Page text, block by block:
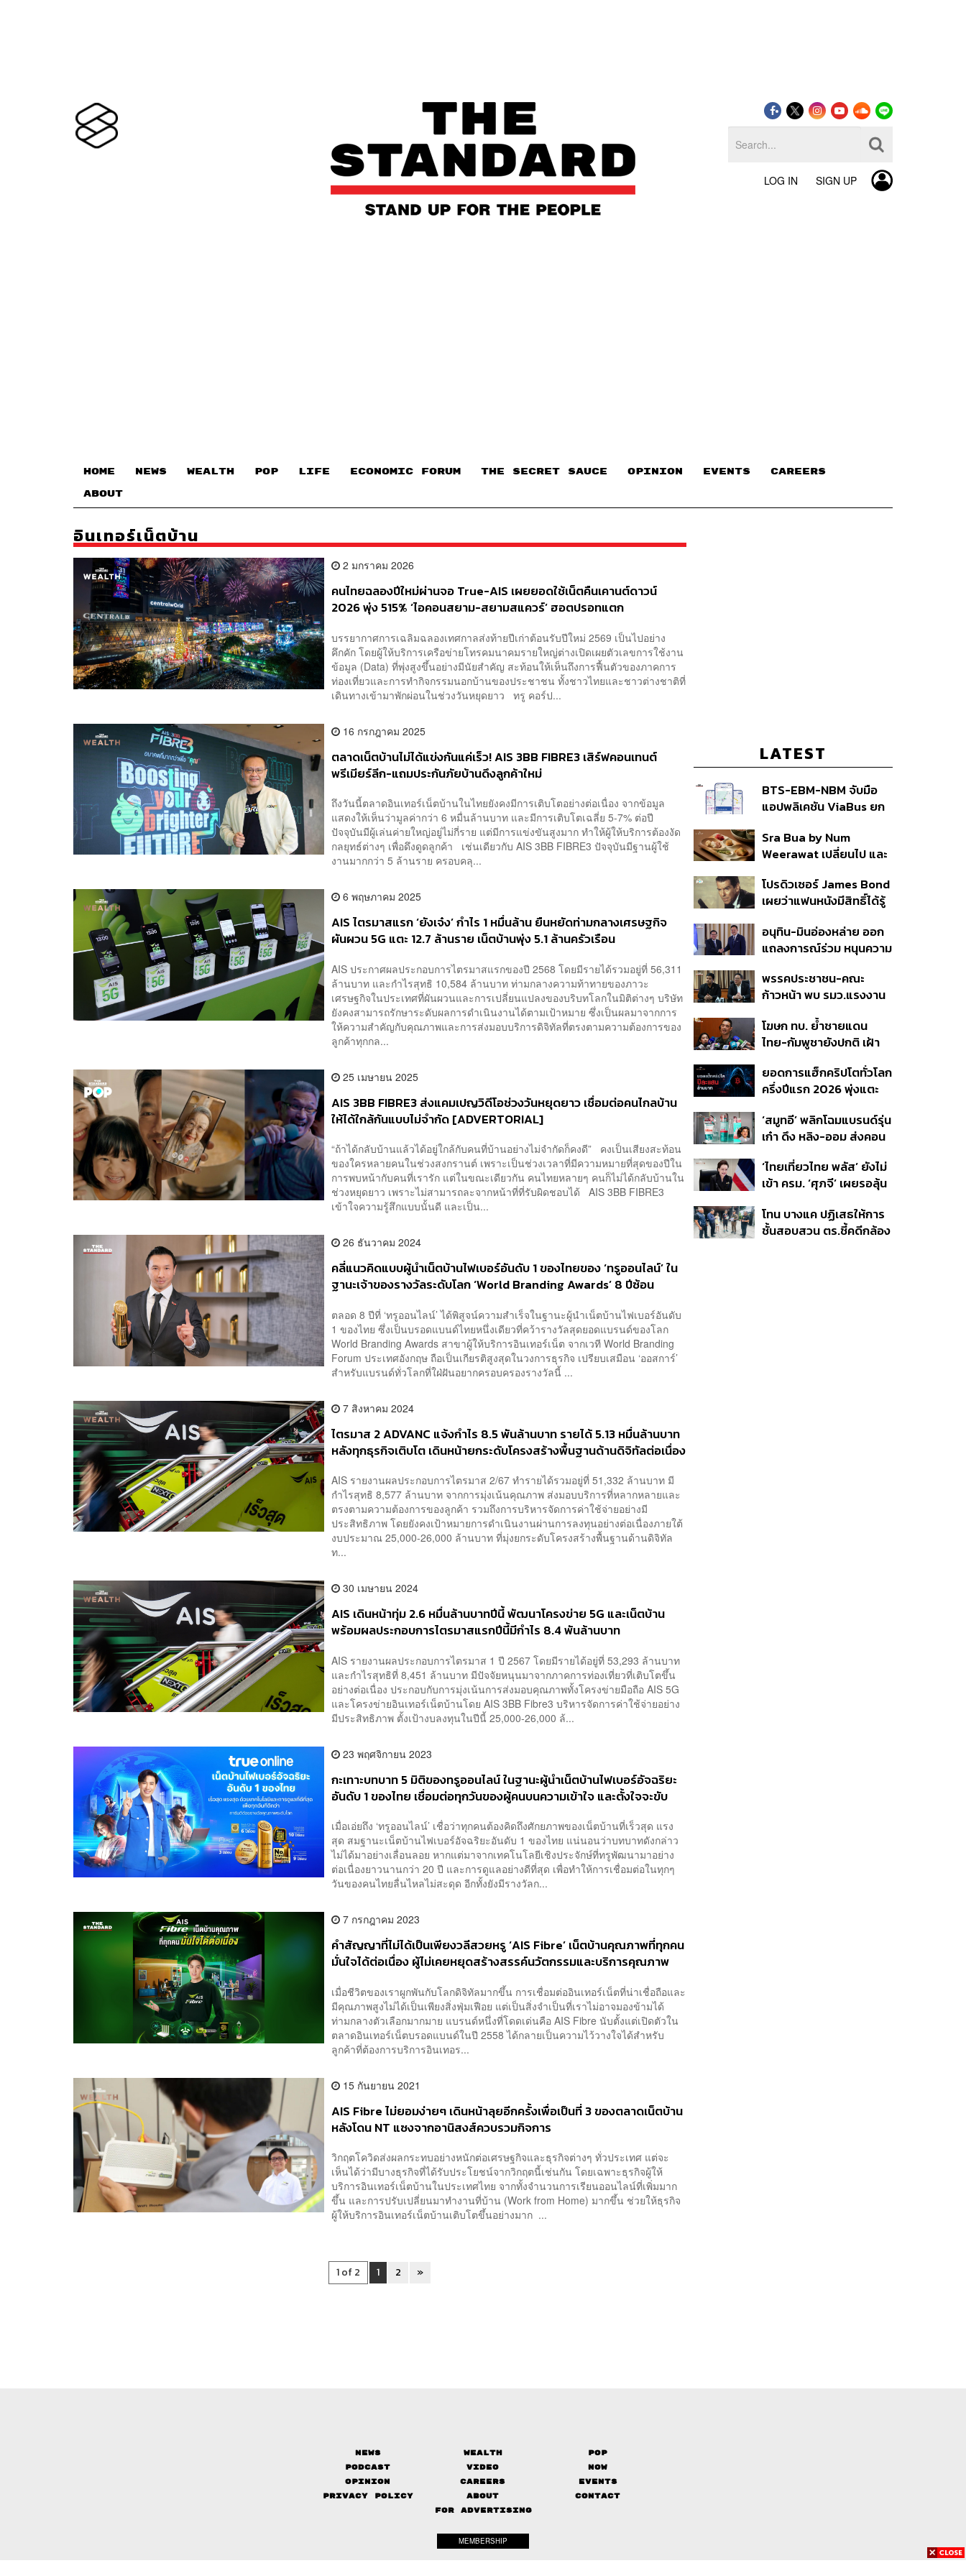
LOG IN SIGN UP
HOME NEWS WEALTH POP LIFE ECONOMIC FORUM THE SECRET SAUCE​ OPINION EVENTS CAREERS
ABOUT
อินเทอร์เน็ตบ้าน
2 มกราคม 2026
คนไทยฉลองปีใหม่ผ่านจอ True-AIS เผยยอดใช้เน็ตคืนเคานต์ดาวน์
2026 พุ่ง 515% ‘ไอคอนสยาม-สยามสแควร์’ ฮอตปรอทแตก
บรรยากาศการเฉลิมฉลองเทศกาลส่งท้ายปีเก่าต้อนรับปีใหม่ 2569 เป็นไปอย่าง
คึกคัก โดยผู้ให้บริการเครือข่ายโทรคมนาคมรายใหญ่ต่างเปิดเผยตัวเลขการใช้งาน
ข้อมูล (Data) ที่พุ่งสูงขึ้นอย่างมีนัยสำคัญ สะท้อนให้เห็นถึงการฟื้นตัวของภาคการ
ท่องเที่ยวและการทำกิจกรรมนอกบ้านของประชาชน ทั้งชาวไทยและชาวต่างชาติที่
เดินทางเข้ามาพักผ่อนในช่วงวันหยุดยาว ทรู คอร์ป...
16 กรกฎาคม 2025
ตลาดเน็ตบ้านไม่ได้แข่งกันแค่เร็ว! AIS 3BB FIBRE3 เสิร์ฟคอนเทนต์
พรีเมียร์ลีก-แถมประกันภัยบ้านดึงลูกค้าใหม่
ถึงวันนี้ตลาดอินเทอร์เน็ตบ้านในไทยยังคงมีการเติบโตอย่างต่อเนื่อง จากข้อมูล
แสดงให้เห็นว่ามูลค่ากว่า 6 หมื่นล้านบาท และมีการเติบโตเฉลี่ย 5-7% ต่อปี
ปัจจุบันมีผู้เล่นค่ายใหญ่อยู่ไม่กี่ราย แต่มีการแข่งขันสูงมาก ทำให้ผู้ให้บริการต้องงัด
กลยุทธ์ต่างๆ เพื่อดึงดูดลูกค้า เช่นเดียวกับ AIS 3BB FIBRE3 ปัจจุบันมีฐานผู้ใช้
งานมากกว่า 5 ล้านราย ครอบคลุ...
6 พฤษภาคม 2025
AIS ไตรมาสแรก ‘ยังเจ๋ง’ กำไร 1 หมื่นล้าน ยืนหยัดท่ามกลางเศรษฐกิจ
ผันผวน 5G แตะ 12.7 ล้านราย เน็ตบ้านพุ่ง 5.1 ล้านครัวเรือน
AIS ประกาศผลประกอบการไตรมาสแรกของปี 2568 โดยมีรายได้รวมอยู่ที่ 56,311
ล้านบาท และกำไรสุทธิ 10,584 ล้านบาท ท่ามกลางความท้าทายของภาวะ
เศรษฐกิจในประเทศที่ผันผวนและการเปลี่ยนแปลงของบริบทโลกในมิติต่างๆ บริษัท
ยังคงสามารถรักษาระดับผลการดำเนินงานได้ตามเป้าหมาย ซึ่งเป็นผลมาจากการ
ให้ความสำคัญกับคุณภาพและการส่งมอบบริการดิจิทัลที่ตรงตามความต้องการของ
ลูกค้าทุกกล...
25 เมษายน 2025
AIS 3BB FIBRE3 ส่งแคมเปญวิดีโอช่วงวันหยุดยาว เชื่อมต่อคนไกลบ้าน
ให้ได้ใกล้กันแบบไม่จำกัด [ADVERTORIAL]
“ถ้าได้กลับบ้านแล้วได้อยู่ใกล้กับคนที่บ้านอย่างไม่จำกัดก็คงดี” คงเป็นเสียงสะท้อน
ของใครหลายคนในช่วงสงกรานต์ เพราะเป็นช่วงเวลาที่มีความหมายที่สุดของปีใน
การพบหน้ากับคนที่เรารัก แต่ในขณะเดียวกัน คนไทยหลายๆ คนก็ไม่ได้กลับบ้านใน
ช่วงหยุดยาว เพราะไม่สามารถละจากหน้าที่ที่รับผิดชอบได้ AIS 3BB FIBRE3
เข้าใจความรู้สึกแบบนั้นดี และเป็น...
26 ธันวาคม 2024
คลี่แนวคิดแบบผู้นำเน็ตบ้านไฟเบอร์อันดับ 1 ของไทยของ ‘ทรูออนไลน์’ ใน
ฐานะเจ้าของรางวัลระดับโลก ‘World Branding Awards’ 8 ปีซ้อน
ตลอด 8 ปีที่ ‘ทรูออนไลน์’ ได้พิสูจน์ความสำเร็จในฐานะผู้นำเน็ตบ้านไฟเบอร์อันดับ
1 ของไทย ซึ่งเป็นบรอดแบนด์ไทยหนึ่งเดียวที่คว้ารางวัลสุดยอดแบรนด์ของโลก
World Branding Awards สาขาผู้ให้บริการอินเทอร์เน็ต จากเวที World Branding
Forum ประเทศอังกฤษ ถือเป็นเกียรติสูงสุดในวงการธุรกิจ เปรียบเสมือน ‘ออสการ์’
สำหรับแบรนด์ทั่วโลกที่ใฝ่ฝันอยากครอบครองรางวัลนี้ ...
7 สิงหาคม 2024
ไตรมาส 2 ADVANC แจ้งกำไร 8.5 พันล้านบาท รายได้ 5.13 หมื่นล้านบาท
หลังทุกธุรกิจเติบโต เดินหน้ายกระดับโครงสร้างพื้นฐานด้านดิจิทัลต่อเนื่อง
AIS รายงานผลประกอบการไตรมาส 2/67 ทำรายได้รวมอยู่ที่ 51,332 ล้านบาท มี
กำไรสุทธิ 8,577 ล้านบาท จากการมุ่งเน้นคุณภาพ ส่งมอบบริการที่หลากหลายและ
ตรงตามความต้องการของลูกค้า รวมถึงการบริหารจัดการค่าใช้จ่ายอย่างมี
ประสิทธิภาพ โดยยังคงเป้าหมายการดำเนินงานผ่านการลงทุนอย่างต่อเนื่องภายใต้
งบประมาณ 25,000-26,000 ล้านบาท ที่มุ่งยกระดับโครงสร้างพื้นฐานด้านดิจิทัล
ท...
30 เมษายน 2024
AIS เดินหน้าทุ่ม 2.6 หมื่นล้านบาทปีนี้ พัฒนาโครงข่าย 5G และเน็ตบ้าน
พร้อมผลประกอบการไตรมาสแรกปีนี้มีกำไร 8.4 พันล้านบาท
AIS รายงานผลประกอบการไตรมาส 1 ปี 2567 โดยมีรายได้อยู่ที่ 53,293 ล้านบาท
และกำไรสุทธิที่ 8,451 ล้านบาท มีปัจจัยหนุนมาจากภาคการท่องเที่ยวที่เติบโตขึ้น
อย่างต่อเนื่อง ประกอบกับการมุ่งเน้นการส่งมอบคุณภาพทั้งโครงข่ายมือถือ AIS 5G
และโครงข่ายอินเทอร์เน็ตบ้านโดย AIS 3BB Fibre3 บริหารจัดการค่าใช้จ่ายอย่าง
มีประสิทธิภาพ ตั้งเป้างบลงทุนในปีนี้ 25,000-26,000 ล้...
23 พฤศจิกายน 2023
กะเทาะบทบาท 5 มิติของทรูออนไลน์ ในฐานะผู้นำเน็ตบ้านไฟเบอร์อัจฉริยะ
อันดับ 1 ของไทย เชื่อมต่อทุกวันของผู้คนบนความเข้าใจ และตั้งใจจะขับ
เมื่อเอ่ยถึง ‘ทรูออนไลน์’ เชื่อว่าทุกคนต้องคิดถึงศักยภาพของเน็ตบ้านที่เร็วสุด แรง
สุด สมฐานะเน็ตบ้านไฟเบอร์อัจฉริยะอันดับ 1 ของไทย แน่นอนว่าบทบาทดังกล่าว
ไม่ได้มาอย่างเลื่อนลอย หากแต่มาจากเทคโนโลยีเชิงประจักษ์ที่ทรูพัฒนามาอย่าง
ต่อเนื่องยาวนานกว่า 20 ปี และการดูแลอย่างดีที่สุด เพื่อทำให้การเชื่อมต่อในทุกๆ
วันของคนไทยลื่นไหลไม่สะดุด อีกทั้งยังมีรางวัลก...
7 กรกฎาคม 2023
คำสัญญาที่ไม่ได้เป็นเพียงวลีสวยหรู ‘AIS Fibre’ เน็ตบ้านคุณภาพที่ทุกคน
มั่นใจได้ต่อเนื่อง ผู้ไม่เคยหยุดสร้างสรรค์นวัตกรรมและบริการคุณภาพ
เมื่อชีวิตของเราผูกพันกับโลกดิจิทัลมากขึ้น การเชื่อมต่ออินเทอร์เน็ตที่น่าเชื่อถือและ
มีคุณภาพสูงไม่ได้เป็นเพียงสิ่งฟุ่มเฟือย แต่เป็นสิ่งจำเป็นที่เราไม่อาจมองข้ามได้
ท่ามกลางตัวเลือกมากมาย แบรนด์หนึ่งที่โดดเด่นคือ AIS Fibre นับตั้งแต่เปิดตัวใน
ตลาดอินเทอร์เน็ตบรอดแบนด์ในปี 2558 ได้กลายเป็นความไว้วางใจได้สำหรับ
ลูกค้าที่ต้องการบริการอินเทอร...
15 กันยายน 2021
AIS Fibre ไม่ยอมง่ายๆ เดินหน้าลุยอีกครั้งเพื่อเป็นที่ 3 ของตลาดเน็ตบ้าน
หลังโดน NT แซงจากอานิสงส์ควบรวมกิจการ
วิกฤตโควิดส่งผลกระทบอย่างหนักต่อเศรษฐกิจและธุรกิจต่างๆ ทั่วประเทศ แต่จะ
เห็นได้ว่ามีบางธุรกิจที่ได้รับประโยชน์จากวิกฤตนี้เช่นกัน โดยเฉพาะธุรกิจผู้ให้
บริการอินเทอร์เน็ตบ้านในประเทศไทย จากทั้งจำนวนการเรียนออนไลน์ที่เพิ่มมาก
ขึ้น และการปรับเปลี่ยนมาทำงานที่บ้าน (Work from Home) มากขึ้น ช่วยให้ธุรกิจ
ผู้ให้บริการอินเทอร์เน็ตบ้านเติบโตขึ้นอย่างมาก ...
1 of 2 1 2 »
LATEST
BTS-EBM-NBM จับมือ
แอปพลิเคชัน ViaBus ยก
รถไฟฟ้า 3 สายแบบเรียล
ไทม์
Sra Bua by Num
Weerawat เปลี่ยนไป และ
ไปอีกครั้ง
โปรดิวเซอร์ James Bond
เผยว่าแฟนหนังมีสิทธิ์ได้รู้
ปลายปีนี้
อนุทิน-มินอ่องหล่าย ออก
แถลงการณ์ร่วม หนุนความ
ปราบอาชญากรรมข้าม
ชาติ แก้ปัญหาหมอกควัน-
มลพิษทางน้ำ
พรรคประชาชน-คณะ
ก้าวหน้า พบ รมว.แรงงาน
เบอร์รีฟินแลนด์
โฆษก ทบ. ย้ำชายแดน
ไทย-กัมพูชายังปกติ เฝ้า
ไม่เสียเปรียบเวทีโลก หลัง
กัมพูชายื่น UN รับรอง
ยอดการแฮ็กคริปโตทั่วโลก
ครึ่งปีแรก 2026 พุ่งแตะ
‘สมูทอี’ พลิกโฉมแบรนด์รุ่น
เก๋า ดึง หลิง-ออม ส่งคอน
สกินแคร์ชะลอตัว
‘ไทยเที่ยวไทย พลัส’ ยังไม่
เข้า ครม. ‘ศุภจี’ เผยรอลุ้น
กระจุกตัว
โทน บางแค ปฏิเสธให้การ
ชั้นสอบสวน ตร.ชี้คดีกล้อง
News Wealth
Pop
Podcast
Video
Now
Opinion
Careers
Events
Privacy Policy
About
Contact
FOR ADVERTISING
MEMBERSHIP